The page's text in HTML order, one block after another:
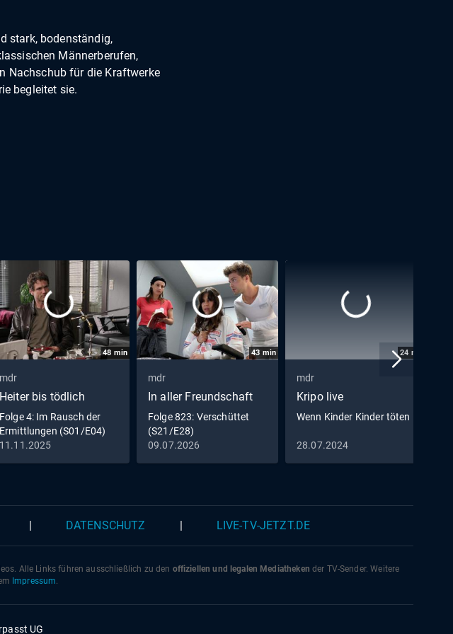
stark, bodenständig,
Männerberufen,
Nachschub für die Kraftwerke
begleitet sie.
48 min
mdr
Heiter bis tödlich
Folge 4: Im Rausch der
Ermittlungen (S01/E04)
11.11.2025
43 min
mdr
In aller Freundschaft
Folge 823: Verschüttet
(S21/E28)
09.07.2026
24 min
mdr
Kripo live
Wenn Kinder Kinder töten
28.07.2024
DATENSCHUTZ LIVE-TV-JETZT.DE
Alle Links führen ausschließlich zu den offiziellen und legalen Mediatheken der TV-Sender. Weitere
Impressum.
UG